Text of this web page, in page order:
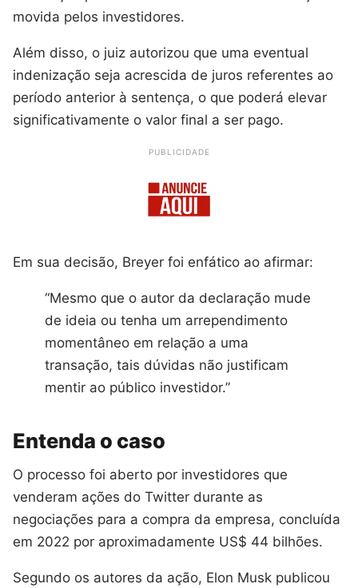
movida pelos investidores.
Além disso, o juiz autorizou que uma eventual
indenização seja acrescida de juros referentes ao
período anterior à sentença, o que poderá elevar
significativamente o valor final a ser pago.
PUBLICIDADE
Em sua decisão, Breyer foi enfático ao afirmar:
“Mesmo que o autor da declaração mude
de ideia ou tenha um arrependimento
momentâneo em relação a uma
transação, tais dúvidas não justificam
mentir ao público investidor.”
Entenda o caso
O processo foi aberto por investidores que
venderam ações do Twitter durante as
negociações para a compra da empresa, concluída
em 2022 por aproximadamente US$ 44 bilhões.
Segundo os autores da ação, Elon Musk publicou